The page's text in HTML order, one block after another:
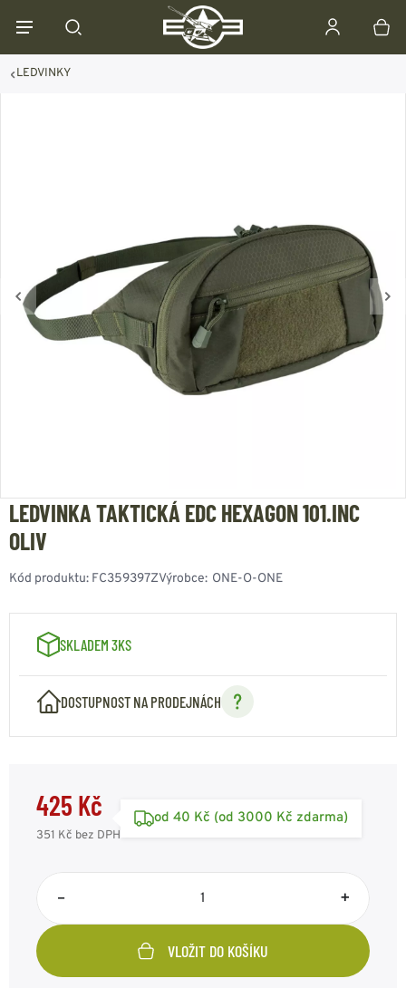
LEDVINKY
LEDVINKA TAKTICKÁ EDC HEXAGON 101.INC
OLIV
Kód produktu: FC359397ZVýrobce: ONE-O-ONE
SKLADEM 3KS
DOSTUPNOST NA PRODEJNÁCH
425 Kč
351 Kč bez DPH
od 40 Kč (od 3000 Kč zdarma)
– +
VLOŽIT DO KOŠÍKU